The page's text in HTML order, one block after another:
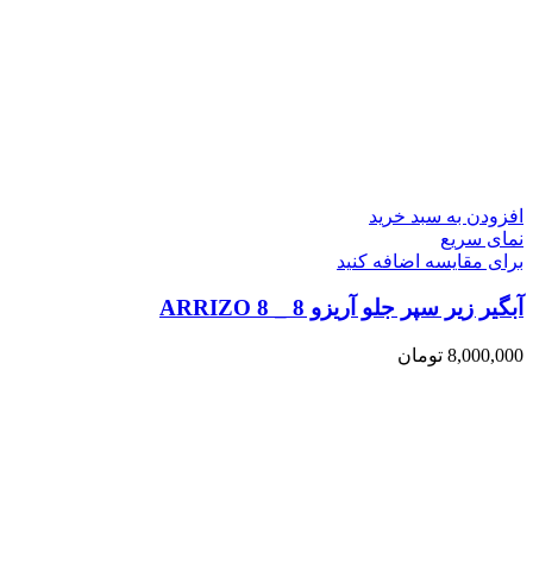
افزودن به سبد خرید
نمای سریع
برای مقایسه اضافه کنید
آبگیر زیر سپر جلو آریزو 8 _ ARRIZO 8
8,000,000 تومان